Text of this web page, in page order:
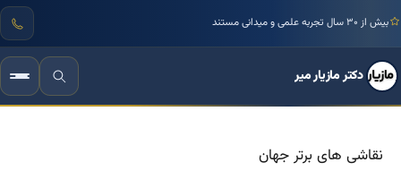
بیش از ۳۰ سال تجربه علمی و میدانی مستند
دکتر مازیار میر
نقاشی های برتر جهان